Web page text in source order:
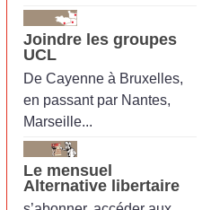
Joindre les groupes
UCL
De Cayenne à Bruxelles,
en passant par Nantes,
Marseille...
Le mensuel
Alternative libertaire